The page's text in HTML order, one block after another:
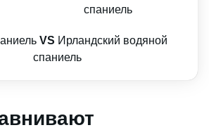
VS Ирландский водяной
спаниель